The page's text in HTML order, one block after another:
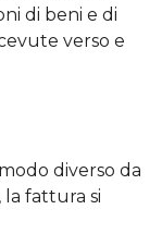
di beni e di
verso e
diverso da
fattura si